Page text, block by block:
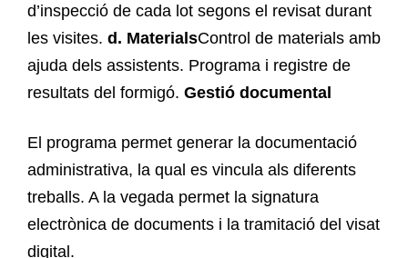
d’inspecció de cada lot segons el revisat durant
les visites. d. MaterialsControl de materials amb
ajuda dels assistents. Programa i registre de
resultats del formigó. Gestió documental
El programa permet generar la documentació
administrativa, la qual es vincula als diferents
treballs. A la vegada permet la signatura
electrònica de documents i la tramitació del visat
digital.